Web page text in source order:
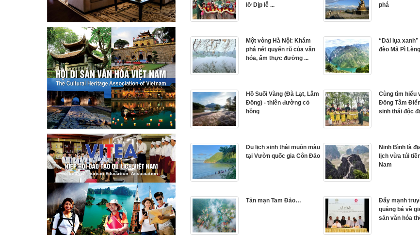
lỡ Dịp lễ ...
phá
Một vòng Hà Nội: Khám
phá nét quyến rũ của văn
hóa, ẩm thực đường ...
“Dải lụa
đèo Mã Pì
Hồ Suối Vàng (Ðà Lạt, Lâm
Đồng) - thiên đường cỏ
hồng
Cùng tìm hiểu
Đồng Tâm
sinh thái độc
Du lịch sinh thái muôn màu
tại Vườn quốc gia Côn Đảo
Ninh Bình là
lịch vừa túi
Nam
Tản mạn Tam Đảo…
Đẩy mạnh
quảng bá về
sản văn hóa